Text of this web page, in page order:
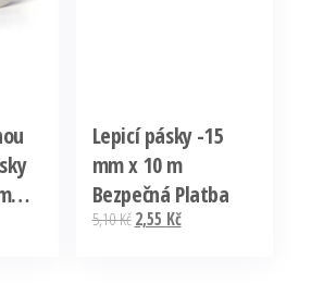
x
Lepicí pásky -15
mm x 10 m
Bezpečná Platba
5,10Kč Původní
2,55 KčAktuální